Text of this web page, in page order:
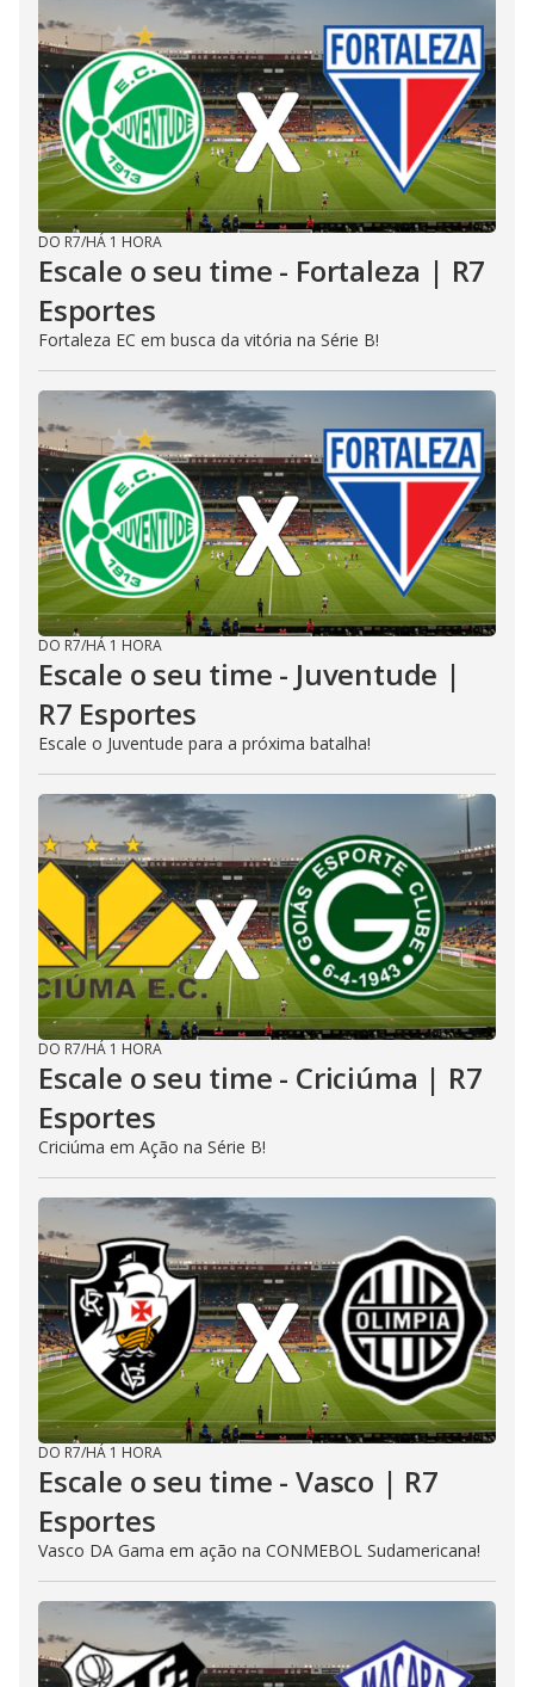
DO R7/HÁ 1 HORA
Escale o seu time - Fortaleza | R7
Esportes
Fortaleza EC em busca da vitória na Série B!
DO R7/HÁ 1 HORA
Escale o seu time - Juventude |
R7 Esportes
Escale o Juventude para a próxima batalha!
DO R7/HÁ 1 HORA
Escale o seu time - Criciúma | R7
Esportes
Criciúma em Ação na Série B!
DO R7/HÁ 1 HORA
Escale o seu time - Vasco | R7
Esportes
Vasco DA Gama em ação na CONMEBOL Sudamericana!